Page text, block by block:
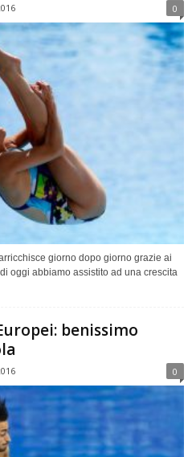
0
giorno dopo giorno grazie ai
oggi abbiamo assistito ad una crescita
benissimo
0